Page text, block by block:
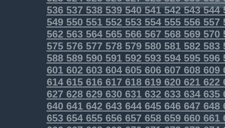
536537538539540541542543544
549550551552553554555556557
562563564565566567568569570
575576577578579580581582583
588589590591592593594595596
601602603604605606607608609
614615616617618619620621622
627628629630631632633634635
640641642643644645646647648
653654655656657658659660661